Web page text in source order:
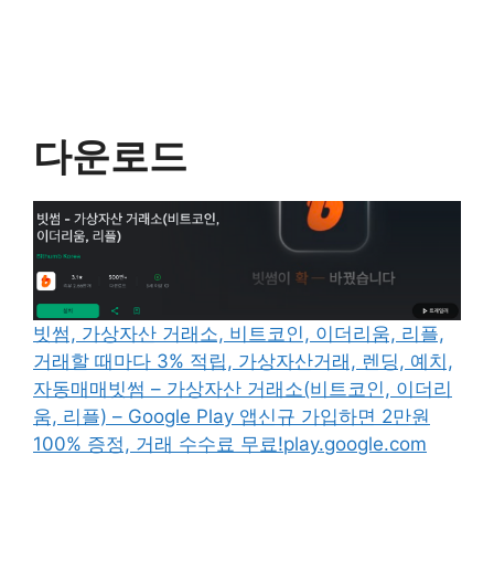
다운로드
빗썸, 가상자산 거래소, 비트코인, 이더리움, 리플,
거래할 때마다 3% 적립, 가상자산거래, 렌딩, 예치,
자동매매빗썸 – 가상자산 거래소(비트코인, 이더리
움, 리플) – Google Play 앱신규 가입하면 2만원
100% 증정, 거래 수수료 무료!play.google.com